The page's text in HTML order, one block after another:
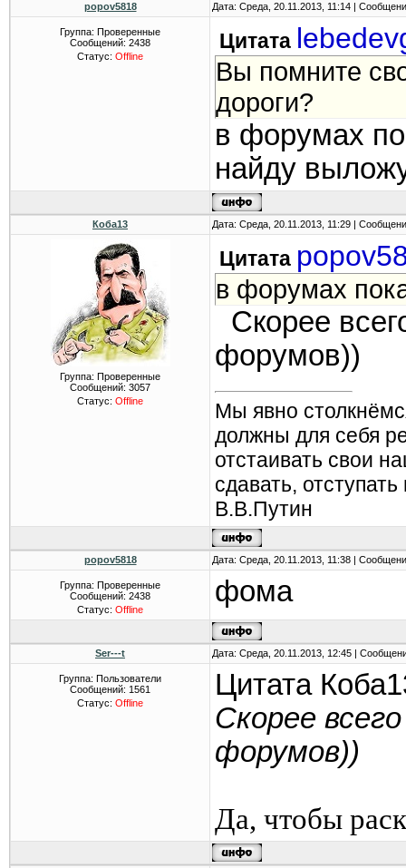
popov5818 Дата: Среда, 20.11.2013, 11:14 |
Группа: Проверенные
Сообщений: 2438
Статус: Offline
Цитата
Вы помните
дороги?
в форумах
найду
Коба13 Дата: Среда, 20.11.2013, 11:29 |
Группа: Проверенные
Сообщений: 3057
Статус: Offline
Цитата
в форумах
Скорее
форумов))
Мы явно
должны для себя
отстаивать свои
сдавать,
В.В.Путин
popov5818 Дата: Среда, 20.11.2013, 11:38 |
Группа: Проверенные
Сообщений: 2438
Статус: Offline
фома
Ser---t Дата: Среда, 20.11.2013, 12:45 |
Группа: Пользователи
Сообщений: 1561
Статус: Offline
Цитата
Скорее
форумов))
Да, чтобы